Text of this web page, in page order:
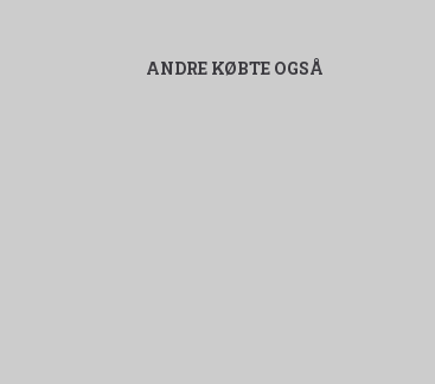
ANDRE KØBTE OGSÅ